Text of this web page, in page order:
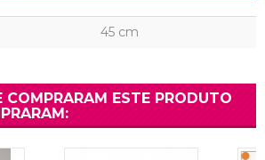
45 cm
COMPRARAM ESTE PRODUTO